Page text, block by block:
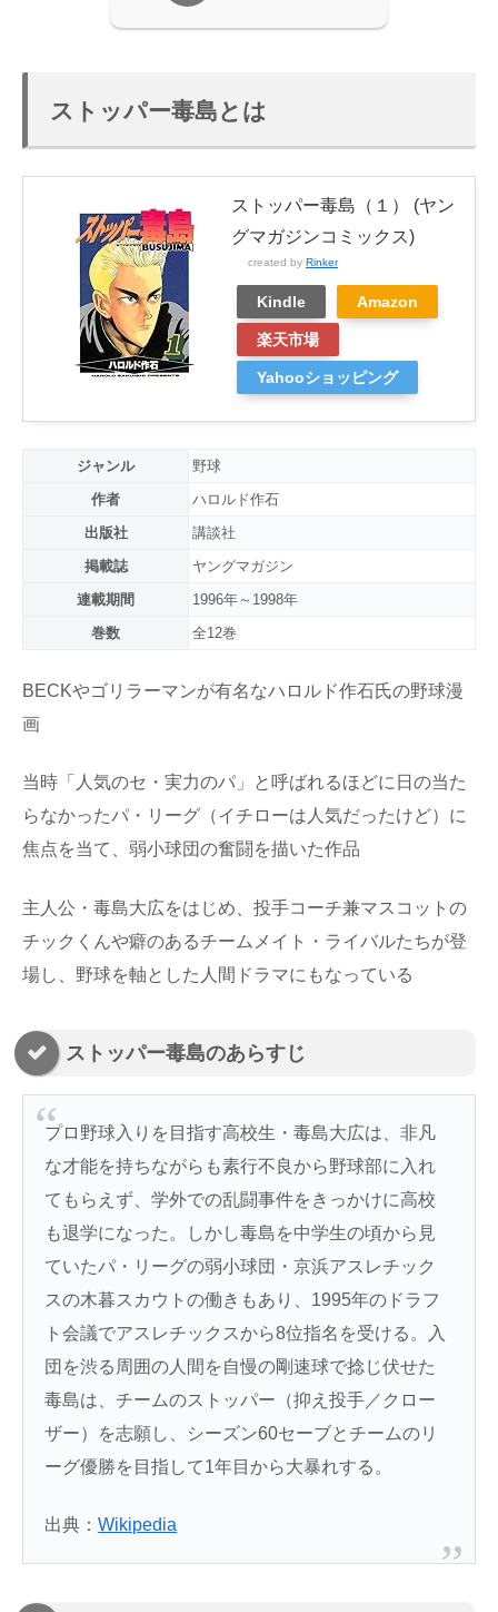
ストッパー毒島とは
ストッパー毒島（１） (ヤン
グマガジンコミックス)
created by Rinker
Kindle Amazon
楽天市場
Yahooショッピング
ジャンル
野球
作者
ハロルド作石
出版社
講談社
掲載誌
ヤングマガジン
連載期間
1996年～1998年
巻数
全12巻
BECKやゴリラーマンが有名なハロルド作石氏の野球漫
画
当時「人気のセ・実力のパ」と呼ばれるほどに日の当た
らなかったパ・リーグ（イチローは人気だったけど）に
焦点を当て、弱小球団の奮闘を描いた作品
主人公・毒島大広をはじめ、投手コーチ兼マスコットの
チックくんや癖のあるチームメイト・ライバルたちが登
場し、野球を軸とした人間ドラマにもなっている
ストッパー毒島のあらすじ
プロ野球入りを目指す高校生・毒島大広は、非凡
な才能を持ちながらも素行不良から野球部に入れ
てもらえず、学外での乱闘事件をきっかけに高校
も退学になった。しかし毒島を中学生の頃から見
ていたパ・リーグの弱小球団・京浜アスレチック
スの木暮スカウトの働きもあり、1995年のドラフ
ト会議でアスレチックスから8位指名を受ける。入
団を渋る周囲の人間を自慢の剛速球で捻じ伏せた
毒島は、チームのストッパー（抑え投手／クロー
ザー）を志願し、シーズン60セーブとチームのリ
ーグ優勝を目指して1年目から大暴れする。
出典：Wikipedia